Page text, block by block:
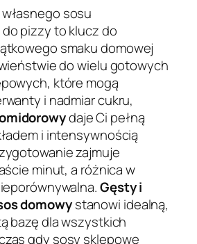
sosu
pizzy to klucz do
smaku domowej
do wielu gotowych
które mogą
i nadmiar cukru,
daje Ci pełną
i intensywnością
zajmuje
minut, a różnica w
Gęsty i
domowystanowi idealną,
bazę dla wszystkich
gdy sosy sklepowe